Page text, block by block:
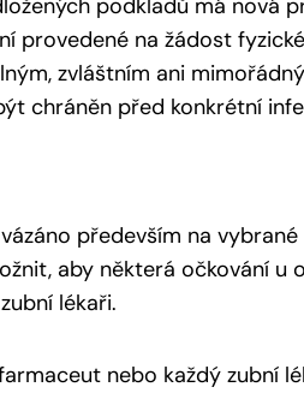
podkladů má nová
provedené na žádost
zvláštním ani
chráněn před konkrétní
především na
aby některá očkování u
lékaři.
nebo každý zubní